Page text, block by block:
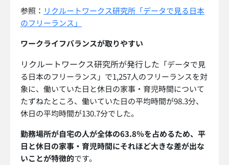
参照： リクルートワークス研究所「データで見る日本
のフリーランス」
ワークライフバランスが取りやすい
リクルートワークス研究所が発行した 「データで見
る日本のフリーランス」で1,257人のフリーランスを対
象に、働いていた日と休日の家事・育児時間について
たずねたところ、働いていた日の平均時間が98.3分、
休日の平均時間が130.7分でした。
勤務場所が自宅の人が全体の63.8％を占めるため、平
日と休日の家事・育児時間にそれほど大きな差が出な
いことが特徴的です。